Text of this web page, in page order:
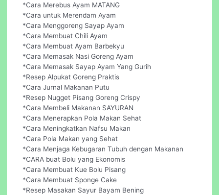
*Cara Merebus Ayam MATANG
*Cara untuk Merendam Ayam
*Cara Menggoreng Sayap Ayam
*Cara Membuat Chili Ayam
*Cara Membuat Ayam Barbekyu
*Cara Memasak Nasi Goreng Ayam
*Cara Memasak Sayap Ayam Yang Gurih
*Resep Alpukat Goreng Praktis
*Cara Jurnal Makanan Putu
*Resep Nugget Pisang Goreng Crispy
*Cara Membeli Makanan SAYURAN
*Cara Menerapkan Pola Makan Sehat
*Cara Meningkatkan Nafsu Makan
*Cara Pola Makan yang Sehat
*Cara Menjaga Kebugaran Tubuh dengan Makanan
*CARA buat Bolu yang Ekonomis
*Cara Membuat Kue Bolu Pisang
*Cara Membuat Sponge Cake
*Resep Masakan Sayur Bayam Bening